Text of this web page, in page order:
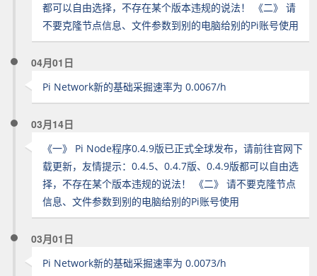
都可以自由选择，不存在某个版本违规的说法！ 《二》 请
不要克隆节点信息、文件参数到别的电脑给别的Pi账号使用
04月01日
Pi Network新的基础采掘速率为 0.0067/h
03月14日
《一》 Pi Node程序0.4.9版已正式全球发布，请前往官网下
载更新，友情提示：0.4.5、0.4.7版、0.4.9版都可以自由选
择，不存在某个版本违规的说法！ 《二》 请不要克隆节点
信息、文件参数到别的电脑给别的Pi账号使用
03月01日
Pi Network新的基础采掘速率为 0.0073/h